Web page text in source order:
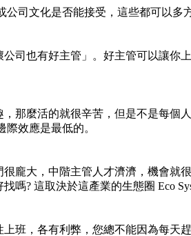
司文化是否能接受，這些都可以多
司也有好主管」。好主管可以讓
那麼活的就很辛苦，但是不是每
際效應是最低的。
龐大，中階主管人才濟濟，機會就
? 這取決於這產業的生態圈 Eco
班，各有利弊，您總不能因為每